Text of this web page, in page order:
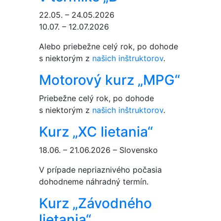
22.05. – 24.05.2026
10.07. – 12.07.2026
Alebo priebežne celý rok, po dohode
s niektorým z našich inštruktorov.
Motorový kurz „MPG“
Priebežne celý rok, po dohode
s niektorým z našich inštruktorov.
Kurz „XC lietania“
18.06. – 21.06.2026 – Slovensko
V prípade nepriaznivého počasia
dohodneme náhradný termín.
Kurz „Závodného